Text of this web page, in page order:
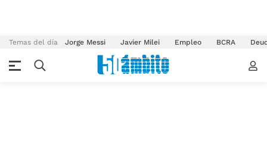
Temas del día Jorge Messi Javier Milei Empleo BCRA